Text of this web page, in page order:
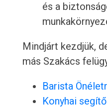
és a
Mindjárt kezdjük,
más Szakács
Barista
Konyhai